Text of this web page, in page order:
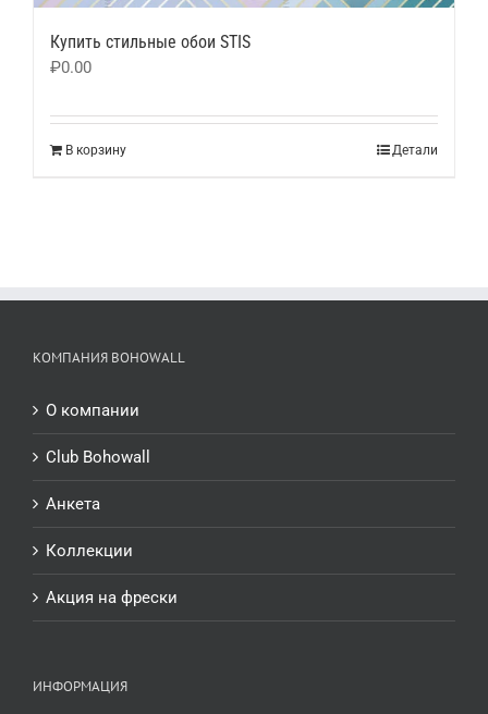
Купить стильные обои STIS
₽0.00
В корзину Детали
КОМПАНИЯ BOHOWALL
О компании
Club Bohowall
Анкета
Коллекции
Акция на фрески
ИНФОРМАЦИЯ